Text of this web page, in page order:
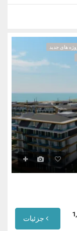
های جدید